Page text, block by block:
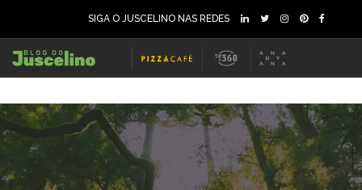
SIGA O JUSCELINO NAS REDES